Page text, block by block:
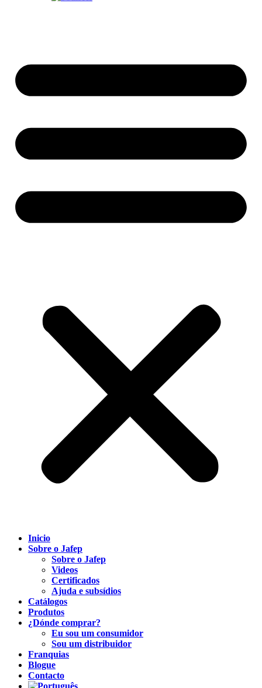
Inicio
Sobre o Jafep
Sobre o Jafep
Videos
Certificados
Ajuda e subsídios
Catálogos
Produtos
¿Dónde comprar?
Eu sou um consumidor
Sou um distribuidor
Franquias
Blogue
Contacto